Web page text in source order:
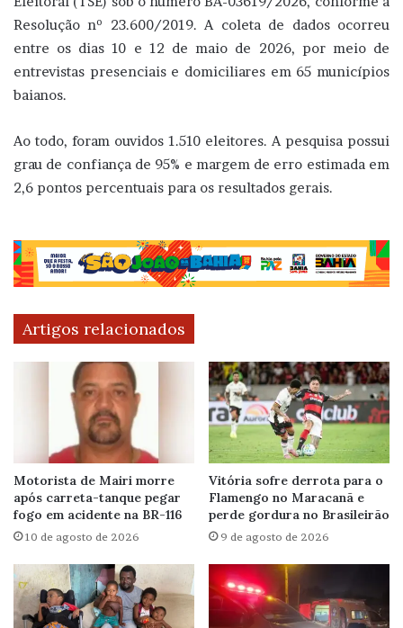
Resolução nº 23.600/2019. A coleta de dados ocorreu
entre os dias 10 e 12 de maio de 2026, por meio de
entrevistas presenciais e domiciliares em 65 municípios
baianos.
Ao todo, foram ouvidos 1.510 eleitores. A pesquisa possui
grau de confiança de 95% e margem de erro estimada em
2,6 pontos percentuais para os resultados gerais.
Artigos relacionados
Motorista de Mairi morre
após carreta-tanque pegar
fogo em acidente na BR-116
10 de agosto de 2026
Vitória sofre derrota para o
Flamengo no Maracanã e
perde gordura no Brasileirão
9 de agosto de 2026